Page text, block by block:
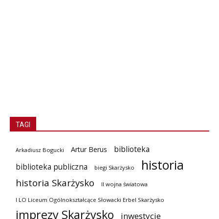
TAGI
Arkadiusz Bogucki Artur Berus
biblioteka
biblioteka publiczna
biegi Skarżysko historia
historia Skarżysko II wojna światowa
I LO Liceum Ogólnokształcące Słowacki Erbel Skarżysko
imprezy Skarżysko inwestycje